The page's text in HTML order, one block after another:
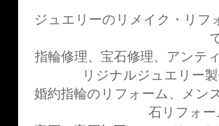
ジュエリーのリメイク・リフ
指輪修理、宝石修理、アンテ
リジナルジュエリ
婚約指輪のリフォーム、メン
石リフォ